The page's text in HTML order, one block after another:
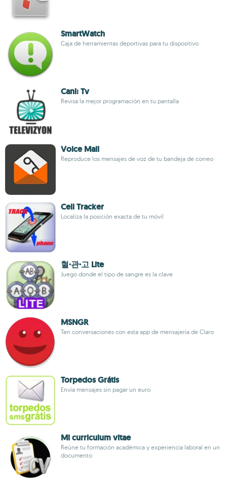
SmartWatch
Caja de herramientas deportivas para tu dispositivo
Canlı Tv
Revisa la mejor programación en tu pantalla
Voice Mail
Reproduce los mensajes de voz de tu bandeja de correo
Cell Tracker
Localiza la posición exacta de tu móvil
혈·관·고 Lite
Juego donde el tipo de sangre es la clave
MSNGR
Ten conversaciones con esta app de mensajería de Claro
Torpedos Grátis
Envía mensajes sin pagar un euro
Mi curriculum vitae
Reúne tu formación académica y experiencia laboral en un
documento